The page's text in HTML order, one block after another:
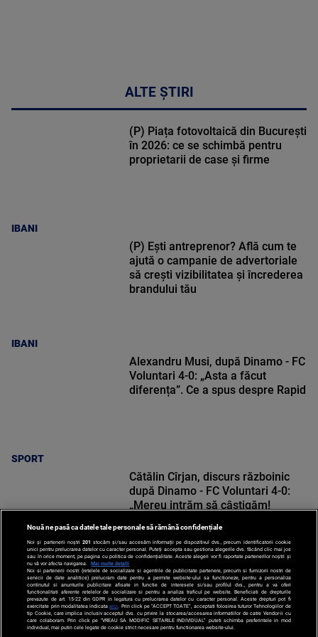
ALTE ȘTIRI
IBANI
(P) Piața fotovoltaică din București
în 2026: ce se schimbă pentru
proprietarii de case și firme
IBANI
(P) Ești antreprenor? Află cum te
ajută o campanie de advertoriale
să crești vizibilitatea și încrederea
brandului tău
SPORT
Alexandru Musi, după Dinamo - FC
Voluntari 4-0: „Asta a făcut
diferența”. Ce a spus despre Rapid
SPORT
Cătălin Cîrjan, discurs războinic
după Dinamo - FC Voluntari 4-0:
„Mereu intrăm să câștigăm!
gând”
Nouă ne pasă ca datele tale personale să rămână confidențiale
Noi și partenerii noștri 201 stocăm și/sau accesăm informații pe dispozitivul dvs., precum identificatorii cookie
unici pentru prelucrarea datelor cu caracter personal. Puteți accepta sau gestiona alegerile dvs. făcând clic mai jos
sau în orice moment, pe pagina cu politica de confidențialitate. Aceste alegeri vor fi raportate partenerilor noștri și
nu vă vor afecta navigarea.
Mai multe detalii
Noi si partenerii nostri (retelele de socializare si agentiile de publicitate partenere, precum si furnizorii nostri de
servicii de date analitice) prelucram date pentru a permite website-ului sa functioneze, pentru a personaliza
continutul si anunturile publicitare afisate in functie de interesele si/sau profilul dvs., pentru a va oferi
functionalitati aferente retelelor de socializare si pentru a analiza traficul pe website. Beneficiati de drepturile
prevazute de art. 15-22 din GDPR in legatura cu prelucrarea datelor cu caracter personal. Aceste drepturi pot fi
exercitate prin modalitatea indicataaici . Prin click pe “ACCEPT TOATE”, acceptati folosirea tuturor Tehnologiilor de
tip Cookie, care implica inclusiv acceptul dvs. cu privire la stocarea/accesarea informatiilor de catre Vendor-ii cu
care colaboram. Prin click pe “VREAU SA MODIFIC SETARILE INDIVIDUAL” puteti schimba preferintele in mod
individual, mai putin cele legate de cookie strict necesare pentru functionarea website-ului.